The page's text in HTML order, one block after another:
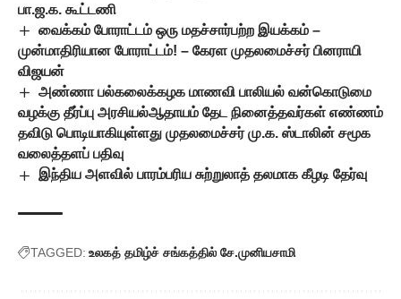
பா.ஜ.க. கூட்டணி
வைக்கம் போராட்டம் ஒரு மதச்சார்பற்ற இயக்கம் –
முன்மாதிரியான போராட்டம்! – கேரள முதலமைச்சர் பினராயி
விஜயன்
அண்ணா பல்கலைக்கழக மாணவி பாலியல் வன்கொடுமை
வழக்கு தீர்ப்பு அரசியல்ஆதாயம் தேட நினைத்தவர்கள் எண்ணம்
தவிடு பொடியாகியுள்ளது முதலமைச்சர் மு.க. ஸ்டாலின் சமூக
வலைத்தளப் பதிவு
இந்திய அளவில் பாரம்பரிய சுற்றுலாத் தலமாக கீழடி தேர்வு
TAGGED: உலகத் தமிழ்ச் சங்கத்தில் சே.முனியசாமி